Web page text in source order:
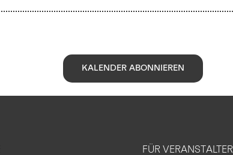
KALENDER ABONNIEREN
FÜR VERANSTALTER